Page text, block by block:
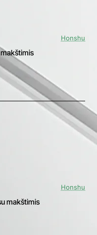
Honshu
Honshu
makštimis